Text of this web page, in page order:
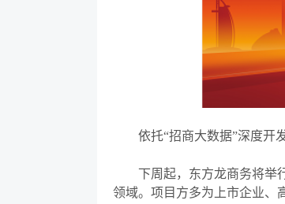
依托“招商大数据”深度开
下周起，东方龙商务将举
领域。项目方多为上市企业、